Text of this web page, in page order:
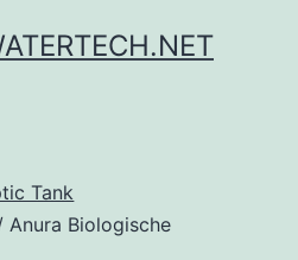
Tank
Anura Biologische